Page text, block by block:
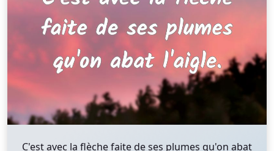
C'est avec la flèche faite de ses plumes qu'on abat